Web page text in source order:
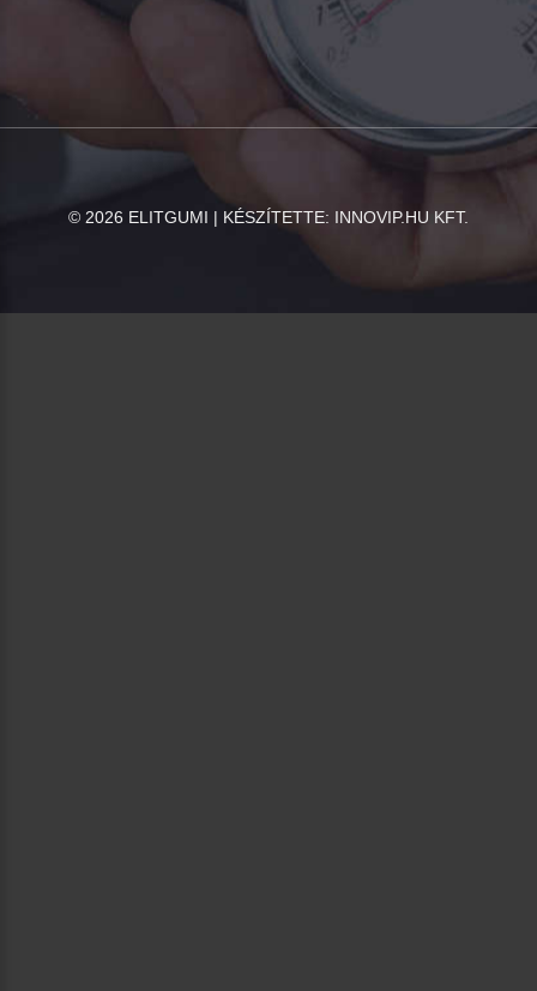
© 2026 ELITGUMI | KÉSZÍTETTE: INNOVIP.HU KFT.